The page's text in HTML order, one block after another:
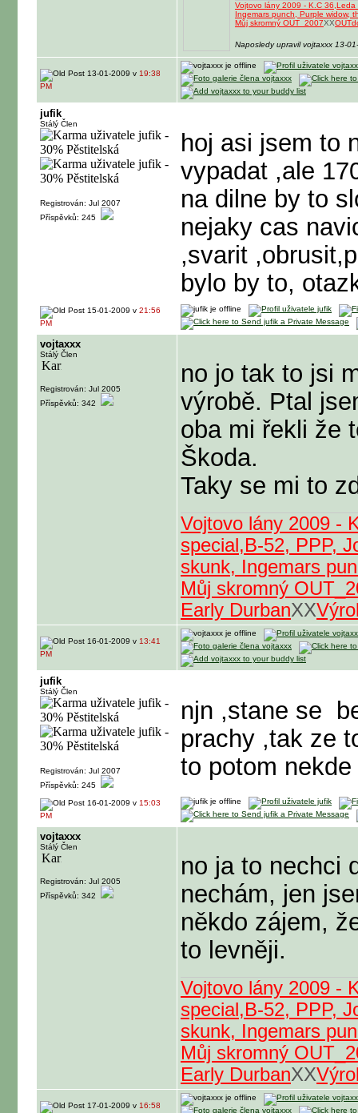
Vojtovo lány 2009 - K.C
Ingemars punch, Purple widow,
Můj skromný OUT_2007XX
Naposledy upravil vojtaxxx 13-
13-01-2009 v 19:38
PM
jufik
Stálý Člen
Registrován: Jul 2007
Příspěvků: 245
hoj asi jsem to
vypadat ,ale
na dilne by to
nejaky cas
,svarit
bylo by to,
15-01-2009 v 21:56
PM
vojtaxxx
Stálý Člen
Registrován: Jul 2005
Příspěvků: 342
no jo tak to jsi
výrobě. Ptal
oba mi řekli že
Škoda.
Taky se mi to
Vojtovo lány 2009 -
special,B-52, PPP,
skunk, Ingemars
Můj skromný
Early DurbanXX
16-01-2009 v 13:41
PM
jufik
Stálý Člen
Registrován: Jul 2007
Příspěvků: 245
njn ,stane se
prachy ,tak ze
to potom
16-01-2009 v 15:03
PM
vojtaxxx
Stálý Člen
Registrován: Jul 2005
Příspěvků: 342
no ja to nechci
nechám, jen
někdo zájem,
to levněji.
Vojtovo lány 2009 -
special,B-52, PPP,
skunk, Ingemars
Můj skromný
Early DurbanXX
17-01-2009 v 16:58